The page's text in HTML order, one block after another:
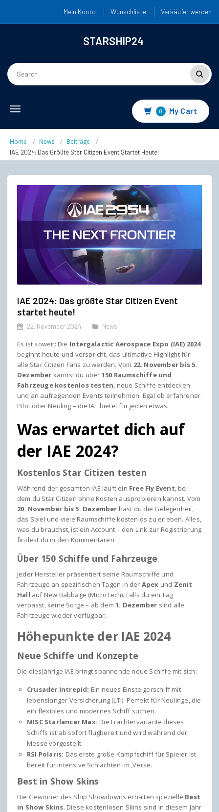
Mein Konto Wunschliste Verkäufer werden
STARSHIP24
Toggle
0 My Cart
Home News Beiträge
IAE 2024: Das Größte Star Citizen Event Startet Heute!
IAE 2024: Das größte Star Citizen Event
startet heute!
22. November 2024 News
Es ist soweit: Die Intergalactic Aerospace Expo (IAE) 2024
beginnt heute und verspricht, das ultimative Highlight für
alle Star Citizen Fans zu werden. Vom 22. November bis 5.
Dezember kannst du über 150 Raumschiffe und
Fahrzeuge kostenlos testen, neue Schiffe entdecken
und an aufregenden Events teilnehmen. Egal ob erfahrener
Pilot oder Neuling – die IAE bietet für jeden etwas.
Was erwartet dich auf
der IAE 2024?
Kostenlos Star Citizen testen
Während der gesamten IAE läuft ein Free Fly Event, bei
dem du Star Citizen ohne Kosten ausprobieren kannst. Vom
20. November bis 5. Dezember hast du die Gelegenheit,
das Spiel und viele Raumschiffe kostenlos zu erleben. Alles,
was du brauchst, ist ein Account – den Link zur Registrierung
findest du in den Kommentaren.
Über 150 Schiffe und Fahrzeuge
Jeder Hersteller präsentiert seine Raumschiffe und
Fahrzeuge an spezifischen Tagen in der Apex und Zenit
Hall auf New Babbage (MicroTech). Falls du ein Tag
verpasst, keine Sorge – ab dem1. Dezember sind alle
Fahrzeuge wieder verfügbar.
Höhepunkte der IAE 2024
Neue Schiffe und Konzepte
Die diesjährige IAE bringt spannende neue Schiffe mit sich:
Crusader Intrepid: Ein neues Einsteigerschiff mit
lebenslanger Versicherung (LTI). Perfekt für Neulinge, die
ein flexibles und modernes Schiff suchen.
MISC Starlancer Max: Die Frachtervariante dieses
Schiffs ist ab sofort flugbereit und wird während der
Messe vorgestellt.
RSI Polaris: Das erste große Kampfschiff für Spieler ist
bereit für intensive Schlachten im ‚Verse.
Best in Show Skins
Die Gewinner des Ship Showdowns erhalten spezielle Best
in Show Skins. Diese kostenlosen Skins sind in diesem Jahr